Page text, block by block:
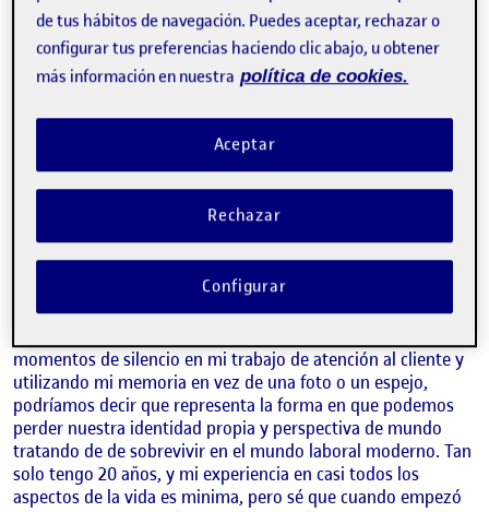
momentos de silencio en mi trabajo de atención al cliente y
utilizando mi memoria en vez de una foto o un espejo,
podríamos decir que representa la forma en que podemos
perder nuestra identidad propia y perspectiva de mundo
tratando de de sobrevivir en el mundo laboral moderno. Tan
solo tengo 20 años, y mi experiencia en casi todos los
aspectos de la vida es minima, pero sé que cuando empezó
de tus hábitos de navegación. Puedes aceptar, rechazar o
configurar tus preferencias haciendo clic abajo, u obtener
más información en nuestra política de cookies.
Rechazar
Aceptar
Configurar